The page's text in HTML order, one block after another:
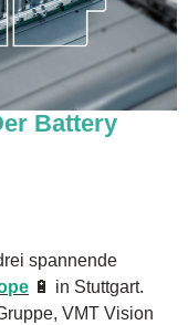
Battery
spannende
🔋 in Stuttgart.
VMT Vision